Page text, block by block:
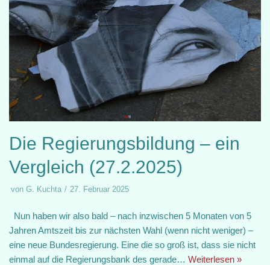
Die Regierungsbildung – ein
Vergleich (27.2.2025)
von G. Kuchta 27. Februar 2025
Nun haben wir also bald – nach inzwischen 5 Monaten von 5
Jahren Amtszeit bis zur nächsten Wahl (wenn nicht weniger) –
eine neue Bundesregierung. Eine die so groß ist, dass sie nicht
einmal auf die Regierungsbank des gerade… Weiterlesen »